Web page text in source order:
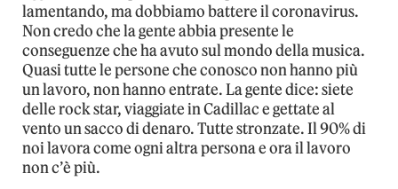
lamentando, ma dobbiamo battere il coronavirus.
Non credo che la gente abbia presente le
conseguenze che ha avuto sul mondo della musica.
Quasi tutte le persone che conosco non hanno più
un lavoro, non hanno entrate. La gente dice: siete
delle rock star, viaggiate in Cadillac e gettate al
vento un sacco di denaro. Tutte stronzate. Il 90% di
noi lavora come ogni altra persona e ora il lavoro
non c’è più.